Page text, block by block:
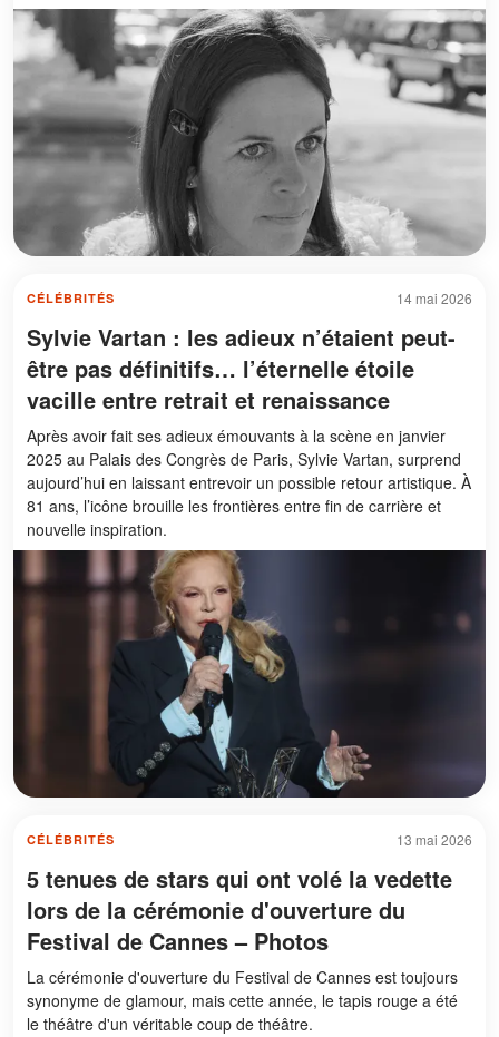
14 mai 2026
CÉLÉBRITÉS
Sylvie Vartan : les adieux n’étaient peut-
être pas définitifs… l’éternelle étoile
vacille entre retrait et renaissance
Après avoir fait ses adieux émouvants à la scène en janvier
2025 au Palais des Congrès de Paris, Sylvie Vartan, surprend
aujourd’hui en laissant entrevoir un possible retour artistique. À
81 ans, l’icône brouille les frontières entre fin de carrière et
nouvelle inspiration.
13 mai 2026
CÉLÉBRITÉS
5 tenues de stars qui ont volé la vedette
lors de la cérémonie d'ouverture du
Festival de Cannes – Photos
La cérémonie d'ouverture du Festival de Cannes est toujours
synonyme de glamour, mais cette année, le tapis rouge a été
le théâtre d'un véritable coup de théâtre.